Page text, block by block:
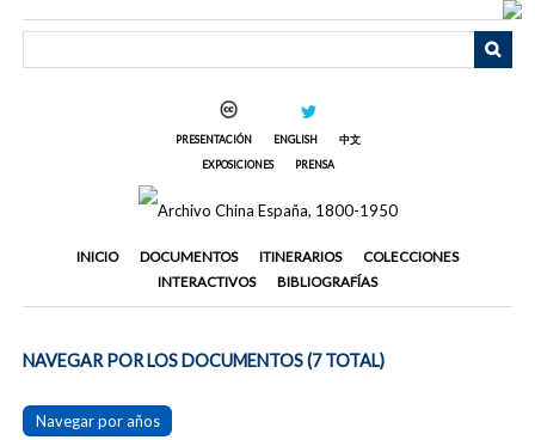
PRESENTACIÓN ENGLISH
中文
EXPOSICIONES
PRENSA
INICIO DOCUMENTOS ITINERARIOS
COLECCIONES
INTERACTIVOS
BIBLIOGRAFÍAS
NAVEGAR POR LOS DOCUMENTOS (7 TOTAL)
Navegar por años